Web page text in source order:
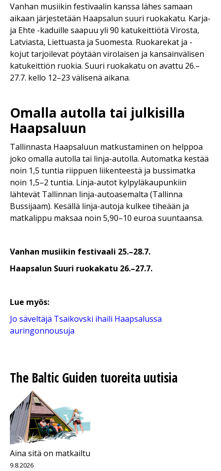
Vanhan musiikin festivaalin kanssa lähes samaan
aikaan järjestetään Haapsalun suuri ruokakatu. Karja-
ja Ehte -kaduille saapuu yli 90 katukeittiötä Virosta,
Latviasta, Liettuasta ja Suomesta. Ruokarekat ja -
kojut tarjoilevat pöytään virolaisen ja kansainvälisen
katukeittiön ruokia. Suuri ruokakatu on avattu 26.–
27.7. kello 12–23 välisenä aikana.
Omalla autolla tai julkisilla
Haapsaluun
Tallinnasta Haapsaluun matkustaminen on helppoa
joko omalla autolla tai linja-autolla. Automatka kestää
noin 1,5 tuntia riippuen liikenteestä ja bussimatka
noin 1,5–2 tuntia. Linja-autot kylpyläkaupunkiin
lähtevät Tallinnan linja-autoasemalta (Tallinna
Bussijaam). Kesällä linja-autoja kulkee tiheään ja
matkalippu maksaa noin 5,90–10 euroa suuntaansa.
Vanhan musiikin festivaali 25.–28.7.
Haapsalun Suuri ruokakatu 26.–27.7.
Lue myös:
Jo säveltäjä Tsaikovski ihaili Haapsalussa
auringonnousuja
The Baltic Guiden tuoreita uutisia
Aina sitä on matkailtu
9.8.2026